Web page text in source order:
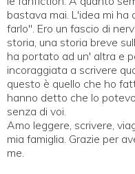
bastava mai. L'idea mi
farlo". Ero un fascio di
storia, una storia breve
ha portato ad un' altra e
incoraggiata a scrivere
questo è quello che ho
hanno detto che lo
senza di voi.
Amo leggere, scrivere,
mia famiglia. Grazie per
me.